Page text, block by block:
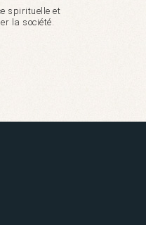
spirituelle et
la société.